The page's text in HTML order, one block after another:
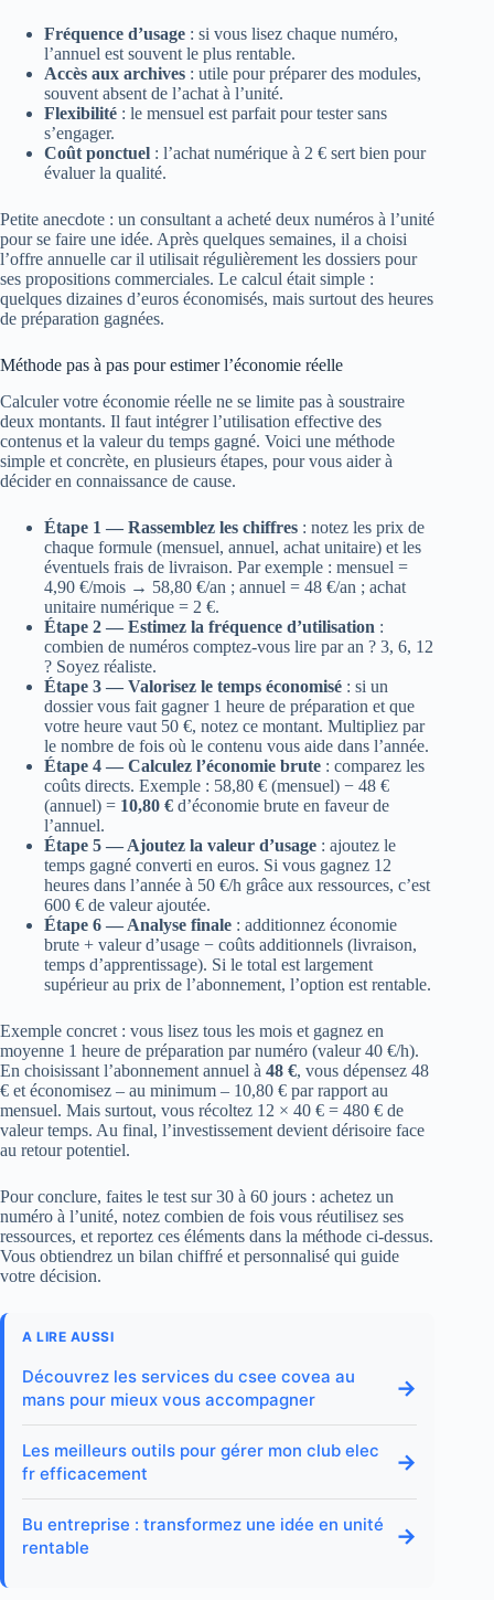
Fréquence d’usage : si vous lisez chaque numéro,
l’annuel est souvent le plus rentable.
Accès aux archives : utile pour préparer des modules,
souvent absent de l’achat à l’unité.
Flexibilité : le mensuel est parfait pour tester sans
s’engager.
Coût ponctuel : l’achat numérique à 2 € sert bien pour
évaluer la qualité.
Petite anecdote : un consultant a acheté deux numéros à l’unité
pour se faire une idée. Après quelques semaines, il a choisi
l’offre annuelle car il utilisait régulièrement les dossiers pour
ses propositions commerciales. Le calcul était simple :
quelques dizaines d’euros économisés, mais surtout des heures
de préparation gagnées.
Méthode pas à pas pour estimer l’économie réelle
Calculer votre économie réelle ne se limite pas à soustraire
deux montants. Il faut intégrer l’utilisation effective des
contenus et la valeur du temps gagné. Voici une méthode
simple et concrète, en plusieurs étapes, pour vous aider à
décider en connaissance de cause.
Étape 1 — Rassemblez les chiffres : notez les prix de
chaque formule (mensuel, annuel, achat unitaire) et les
éventuels frais de livraison. Par exemple : mensuel =
4,90 €/mois → 58,80 €/an ; annuel = 48 €/an ; achat
unitaire numérique = 2 €.
Étape 2 — Estimez la fréquence d’utilisation :
combien de numéros comptez-vous lire par an ? 3, 6, 12
? Soyez réaliste.
Étape 3 — Valorisez le temps économisé : si un
dossier vous fait gagner 1 heure de préparation et que
votre heure vaut 50 €, notez ce montant. Multipliez par
le nombre de fois où le contenu vous aide dans l’année.
Étape 4 — Calculez l’économie brute : comparez les
coûts directs. Exemple : 58,80 € (mensuel) − 48 €
(annuel) = 10,80 € d’économie brute en faveur de
l’annuel.
Étape 5 — Ajoutez la valeur d’usage : ajoutez le
temps gagné converti en euros. Si vous gagnez 12
heures dans l’année à 50 €/h grâce aux ressources, c’est
600 € de valeur ajoutée.
Étape 6 — Analyse finale : additionnez économie
brute + valeur d’usage − coûts additionnels (livraison,
temps d’apprentissage). Si le total est largement
supérieur au prix de l’abonnement, l’option est rentable.
Exemple concret : vous lisez tous les mois et gagnez en
moyenne 1 heure de préparation par numéro (valeur 40 €/h).
En choisissant l’abonnement annuel à 48 €, vous dépensez 48
€ et économisez – au minimum – 10,80 € par rapport au
mensuel. Mais surtout, vous récoltez 12 × 40 € = 480 € de
valeur temps. Au final, l’investissement devient dérisoire face
au retour potentiel.
Pour conclure, faites le test sur 30 à 60 jours : achetez un
numéro à l’unité, notez combien de fois vous réutilisez ses
ressources, et reportez ces éléments dans la méthode ci-dessus.
Vous obtiendrez un bilan chiffré et personnalisé qui guide
votre décision.
A LIRE AUSSI
Découvrez les services du csee covea au
mans pour mieux vous accompagner
→
Les meilleurs outils pour gérer mon club elec
fr efficacement
→
Bu entreprise : transformez une idée en unité
rentable
→